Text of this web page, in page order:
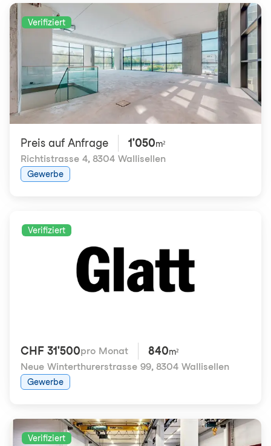
Verifiziert
Preis auf Anfrage 1'050m²
Richtistrasse 4, 8304 Wallisellen
Gewerbe
Verifiziert
CHF 31'500pro Monat 840m²
Neue Winterthurerstrasse 99, 8304 Wallisellen
Gewerbe
Verifiziert